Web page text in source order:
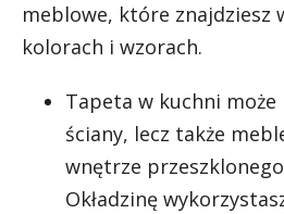
meblowe, które znajdziesz
kolorach i wzorach.
Tapeta w kuchni
ściany, lecz także
wnętrze
Okładzinę